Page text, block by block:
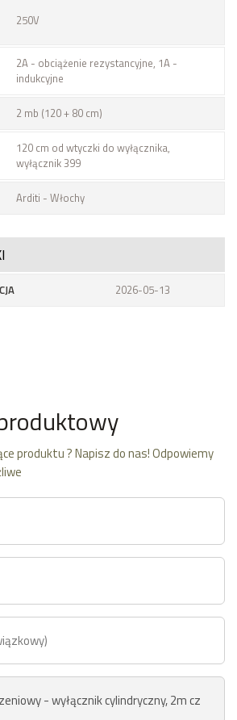
250V
2A - obciążenie rezystancyjne, 1A -
indukcyjne
2 mb (120 + 80 cm)
120 cm od wtyczki do wyłącznika,
wyłącznik 399
Arditi - Włochy
2026-05-13
produktu ? Napisz do nas! Odpowiemy